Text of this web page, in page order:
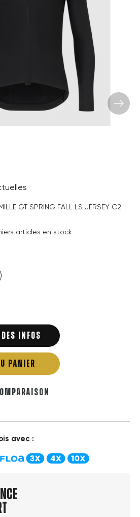
GT SPRING FALL LS JERSEY C2
articles en stock
INFOS
PANIER
avec :